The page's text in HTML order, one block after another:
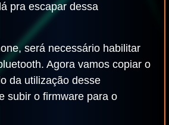
pra escapar dessa
será necessário habilitar
Agora vamos copiar o
da utilização desse
subir o firmware para o